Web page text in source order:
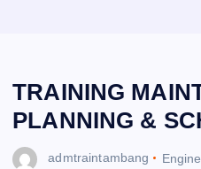
TRAINING
PLANNING &
admtraintambang